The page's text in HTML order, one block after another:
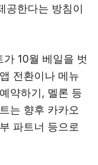
공한다는 방침이
10월 베일을 벗
전환이나 메뉴
약하기, 멜론 등
는 향후 카카오
파트너 등으로